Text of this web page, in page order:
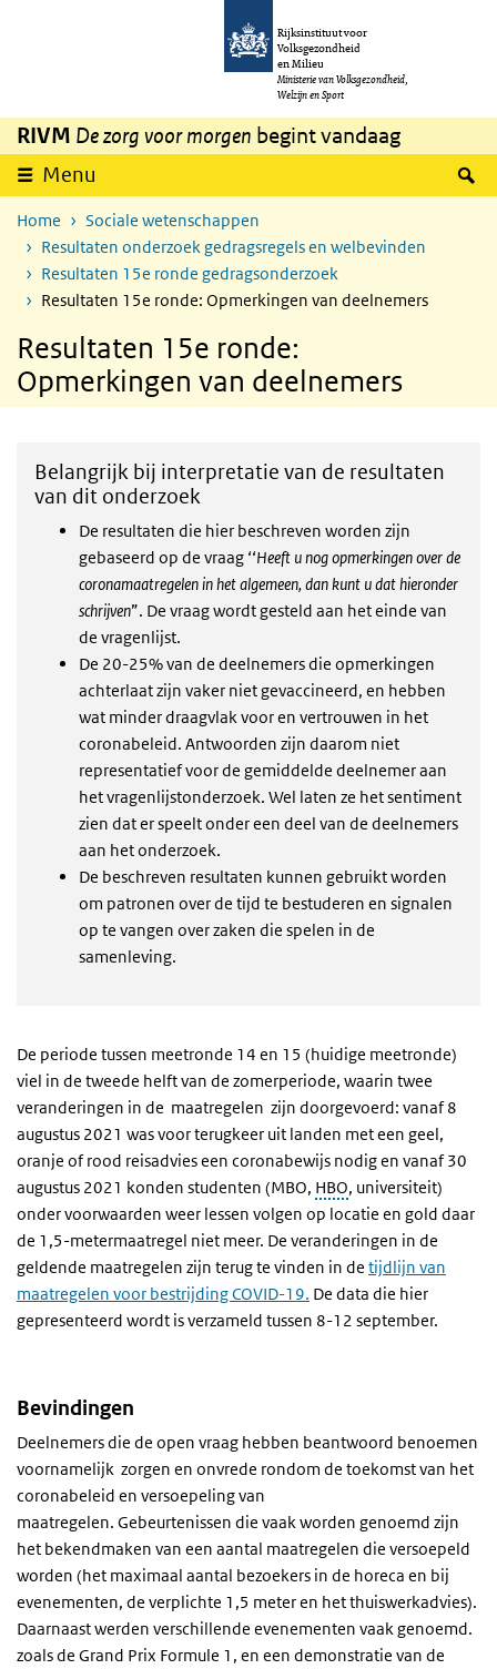
Overslaan en naar de inhoud gaan
Rijksinstituut voor
Volksgezondheid
en Milieu
Ministerie van Volksgezondheid,
Welzijn en Sport
RIVM De zorg voor morgen begint vandaag
Menu
Home
Sociale wetenschappen
Resultaten onderzoek gedragsregels en welbevinden
Resultaten 15e ronde gedragsonderzoek
Resultaten 15e ronde: Opmerkingen van deelnemers
Resultaten 15e ronde:
Opmerkingen van deelnemers
Belangrijk bij interpretatie van de resultaten
van dit onderzoek
De resultaten die hier beschreven worden zijn
gebaseerd op de vraag ‘‘Heeft u nog opmerkingen over de
coronamaatregelen in het algemeen, dan kunt u dat hieronder
schrijven”. De vraag wordt gesteld aan het einde van
de vragenlijst.
De 20-25% van de deelnemers die opmerkingen
achterlaat zijn vaker niet gevaccineerd, en hebben
wat minder draagvlak voor en vertrouwen in het
coronabeleid. Antwoorden zijn daarom niet
representatief voor de gemiddelde deelnemer aan
het vragenlijstonderzoek. Wel laten ze het sentiment
zien dat er speelt onder een deel van de deelnemers
aan het onderzoek.
De beschreven resultaten kunnen gebruikt worden
om patronen over de tijd te bestuderen en signalen
op te vangen over zaken die spelen in de
samenleving.
De periode tussen meetronde 14 en 15 (huidige meetronde)
viel in de tweede helft van de zomerperiode, waarin twee
veranderingen in de maatregelen zijn doorgevoerd: vanaf 8
augustus 2021 was voor terugkeer uit landen met een geel,
oranje of rood reisadvies een coronabewijs nodig en vanaf 30
augustus 2021 konden studenten (MBO, HBO, universiteit)
onder voorwaarden weer lessen volgen op locatie en gold daar
de 1,5-metermaatregel niet meer. De veranderingen in de
geldende maatregelen zijn terug te vinden in de tijdlijn van
maatregelen voor bestrijding COVID-19. De data die hier
gepresenteerd wordt is verzameld tussen 8-12 september.
Bevindingen
Deelnemers die de open vraag hebben beantwoord benoemen
voornamelijk zorgen en onvrede rondom de toekomst van het
coronabeleid en versoepeling van
maatregelen. Gebeurtenissen die vaak worden genoemd zijn
het bekendmaken van een aantal maatregelen die versoepeld
worden (het maximaal aantal bezoekers in de horeca en bij
evenementen, de verplichte 1,5 meter en het thuiswerkadvies).
Daarnaast werden verschillende evenementen vaak genoemd.
zoals de Grand Prix Formule 1, en een demonstratie van de